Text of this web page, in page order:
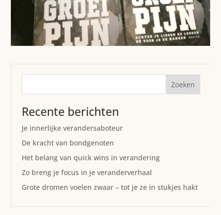
Zoeken
Recente berichten
Je innerlijke verandersaboteur
De kracht van bondgenoten
Het belang van quick wins in verandering
Zo breng je focus in je veranderverhaal
Grote dromen voelen zwaar – tot je ze in stukjes hakt